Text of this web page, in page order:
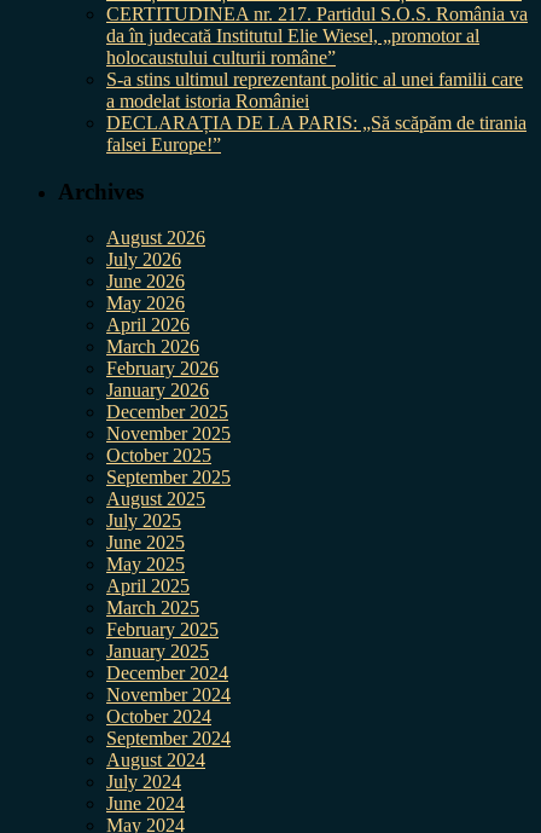
CERTITUDINEA nr. 217. Partidul S.O.S. România va
da în judecată Institutul Elie Wiesel, „promotor al
holocaustului culturii române”
S-a stins ultimul reprezentant politic al unei familii care
a modelat istoria României
DECLARAȚIA DE LA PARIS: „Să scăpăm de tirania
falsei Europe!”
Archives
August 2026
July 2026
June 2026
May 2026
April 2026
March 2026
February 2026
January 2026
December 2025
November 2025
October 2025
September 2025
August 2025
July 2025
June 2025
May 2025
April 2025
March 2025
February 2025
January 2025
December 2024
November 2024
October 2024
September 2024
August 2024
July 2024
June 2024
May 2024